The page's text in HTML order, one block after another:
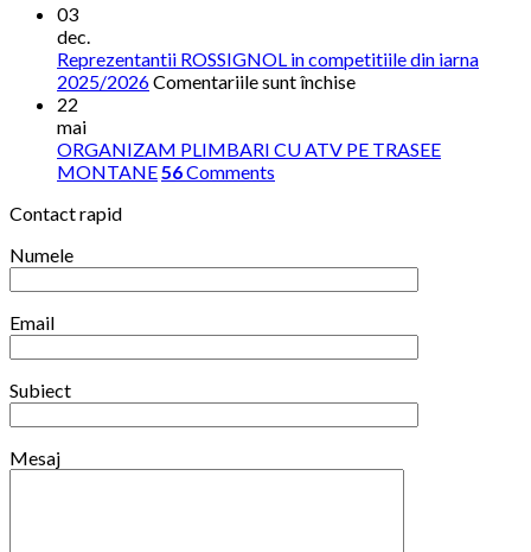
03
dec.
Reprezentantii ROSSIGNOL in competitiile din iarna
2025/2026Comentariile sunt închisepentru
in
22
mai
ORGANIZAM PLIMBARI CU ATV PE TRASEE
MONTANE56Comments
Contact rapid
Numele
Email
Subiect
Mesaj